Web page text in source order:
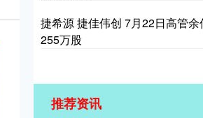
捷希源 捷佳伟创 7月22日高管
255万股
推荐资讯